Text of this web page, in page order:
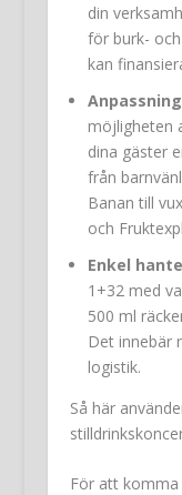
din
för burk-
kan
möjligheten
dina gäster
från
Banan till
och
Enkel
1+32 med
500 ml
Det innebär
logistik.
Så här
För att